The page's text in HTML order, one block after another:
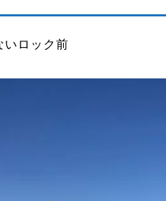
いロック前